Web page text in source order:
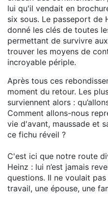
lui qu'il vendait en
six sous. Le passeport de
donné les clés de toutes
permettant de survivre
trouver les moyens de
incroyable périple.
Après tous ces
moment du retour. Les
surviennent alors :
Comment allons-nous
vie d'avant, maussade et
ce fichu réveil ?
C'est ici que notre route
Heinz : lui n’est jamais
questions. Il ne voulait
travail, une épouse, une